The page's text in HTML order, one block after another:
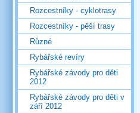
Rozcestníky - cyklotrasy
Rozcestníky - pěší trasy
Různé
Rybářské revíry
Rybářské závody pro děti
2012
Rybářské závody pro děti v
září 2012